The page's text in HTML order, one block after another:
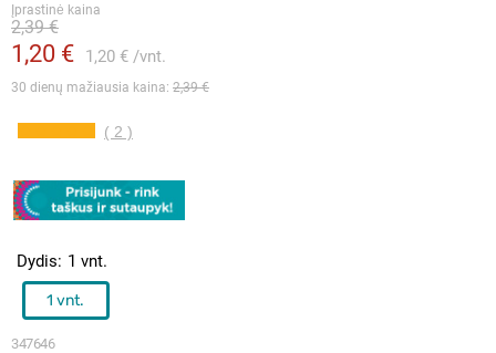
Įprastinė kaina
1,20 € 1,20 € vnt.
2,39 €
30 dienų mažiausia kaina: 2,39 €
( 2 )
347646
Dydis 1 vnt.
1 vnt.